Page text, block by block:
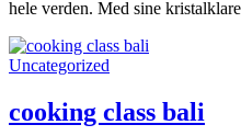
hele verden. Med sine
Uncategorized
cooking class bali